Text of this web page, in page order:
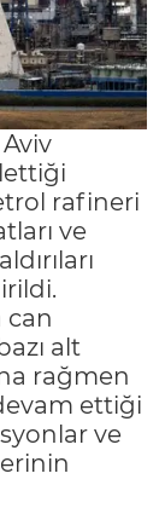
rafineri
ve
can
alt
rağmen
ettiği
ve